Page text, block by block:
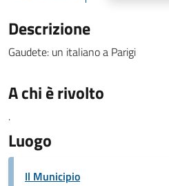
Descrizione
Gaudete: un italiano a Parigi
A chi è rivolto
.
Luogo
Il Municipio